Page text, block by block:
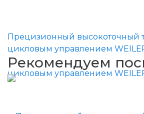
Прецизионный высокоточный
цикловым управлением
Рекомендуем